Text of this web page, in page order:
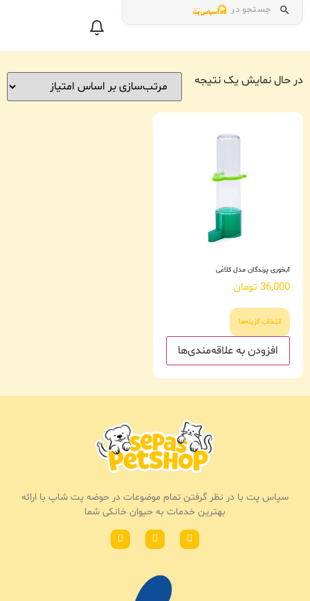
جستجو در
در حال نمایش یک نتیجه
آبخوری پرندگان مدل کلاغی
36,000 تومان
انتخاب گزینه‌ها
افزودن به علاقه‌مندی‌ها
سپاس پت با در نظر گرفتن تمام موضوعات در حوضه پت شاپ با ارائه
بهترین خدمات به حیوان خانکی شما